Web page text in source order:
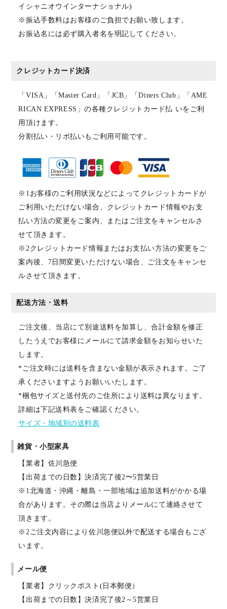
イシャニオウインターナショナル)
※振込手数料はお客様のご負担でお願い致します。
お振込名には必ず購入者名を明記してください。
クレジットカード決済
「VISA」「Master Card」「JCB」「Diners Club」「AME
RICAN EXPRESS」の各種クレジットカード払 いをご利
用頂けます。
分割払い・リボ払いもご利用可能です。
※1お客様のご利用状況などによってクレジットカードが
ご利用いただけない場合、クレジットカード情報やお支
払い方法の変更をご案内、またはご注文をキャンセルさ
せて頂きます。
※2クレジットカード情報またはお支払い方法の変更をご
案内後、7日間変更いただけない場合、ご注文をキャンセ
ルさせて頂きます。
配送方法・送料
ご注文後、当店にて別途送料を加算し、合計金額を修正
したうえでお客様にメールにて請求金額をお知らせいた
します。
*ご注文時には送料を含まない金額が表示されます。ご了
承くださいますようお願いいたします。
*梱包サイズと送付先のご住所により送料は異なります。
詳細は下記送料表をご確認ください。
サイズ・地域別の送料表
雑貨・小型家具
【業者】佐川急便
【出荷までの日数】決済完了後2〜5営業日
※1北海道・沖縄・離島・一部地域は追加送料がかかる場
合があります。その際は当店よりメールにて連絡させて
頂きます。
※2ご注文内容により佐川急便以外で配送する場合もござ
います。
メール便
【業者】クリックポスト(日本郵便）
【出荷までの日数】決済完了後2～5営業日